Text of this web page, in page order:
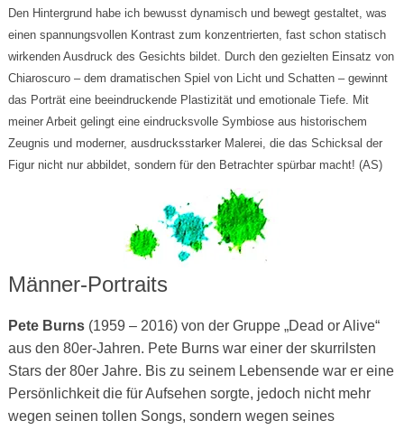
Den Hintergrund habe ich bewusst dynamisch und bewegt gestaltet, was
einen spannungsvollen Kontrast zum konzentrierten, fast schon statisch
wirkenden Ausdruck des Gesichts bildet. Durch den gezielten Einsatz von
Chiaroscuro – dem dramatischen Spiel von Licht und Schatten – gewinnt
das Porträt eine beeindruckende Plastizität und emotionale Tiefe. Mit
meiner Arbeit gelingt eine eindrucksvolle Symbiose aus historischem
Zeugnis und moderner, ausdrucksstarker Malerei, die das Schicksal der
Figur nicht nur abbildet, sondern für den Betrachter spürbar macht! (AS)
Männer-Portraits
Pete Burns(1959 – 2016) von der Gruppe „Dead or Alive“
aus den 80er-Jahren. Pete Burns war einer der skurrilsten
Stars der 80er Jahre. Bis zu seinem Lebensende war er eine
Persönlichkeit die für Aufsehen sorgte, jedoch nicht mehr
wegen seinen tollen Songs, sondern wegen seines